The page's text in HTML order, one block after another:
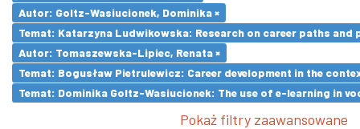
Autor: Goltz-Wasiucionek, Dominika ×
Temat: Katarzyna Ludwikowska: Research on career paths
Autor: Tomaszewska-Lipiec, Renata ×
Temat: Bogusław Pietrulewicz: Career development in the
Temat: Dominika Goltz-Wasiucionek: The use of e-learning in
Pokaż filtry zaawansowane